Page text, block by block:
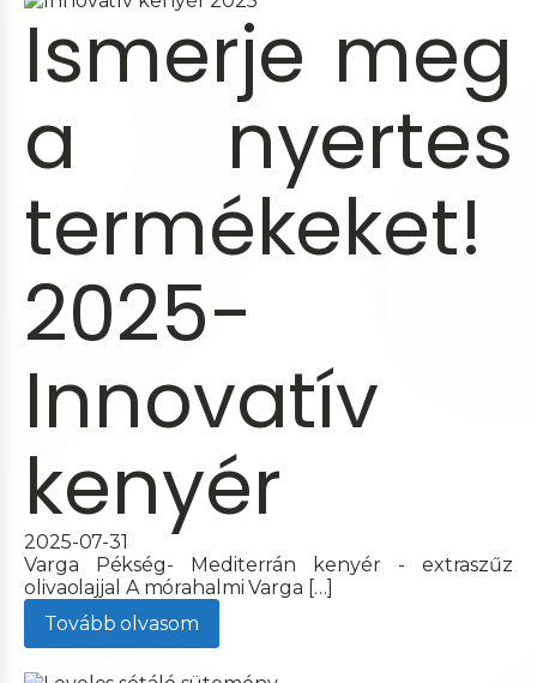
Ismerje meg
a nyertes
termékeket!
2025-
Innovatív
kenyér
2025-07-31
Varga Pékség- Mediterrán kenyér - extraszűz
olivaolajjal A mórahalmi Varga […]
Tovább olvasom